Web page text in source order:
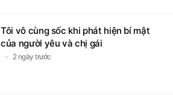
Tôi vô cùng sốc khi phát hiện bí mật
của người yêu và chị gái
2 ngày trước